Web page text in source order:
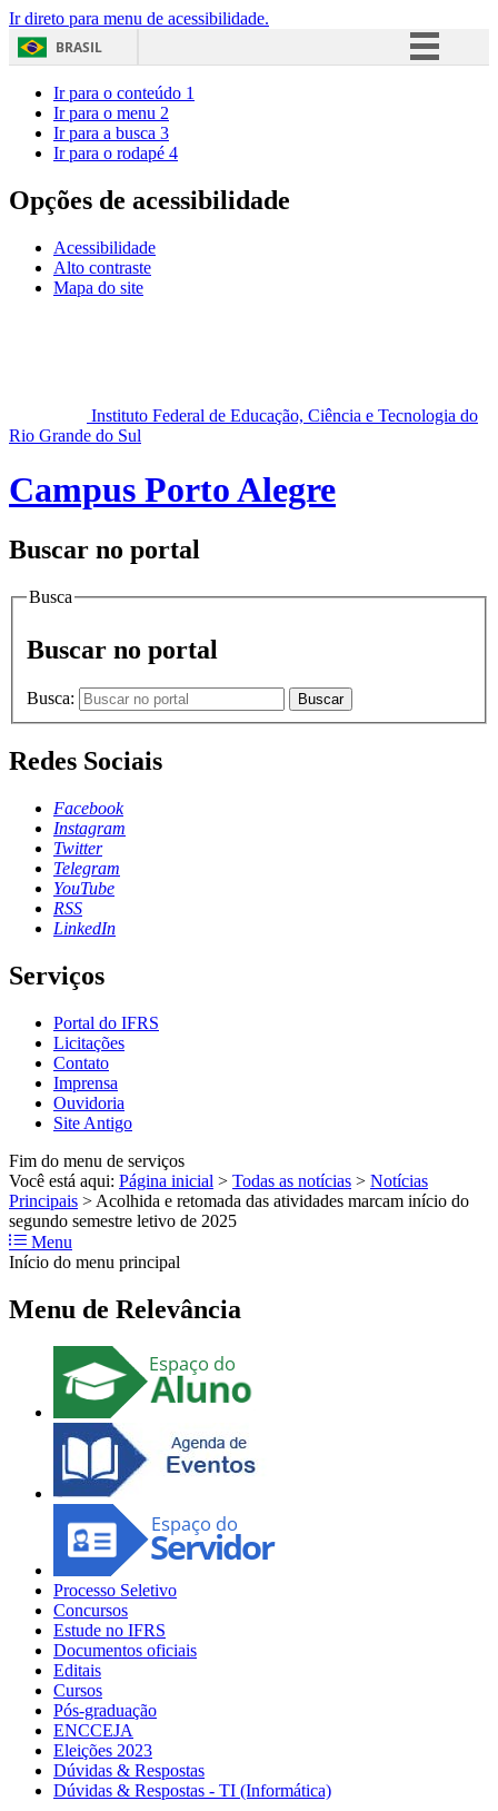
Ir direto para menu de acessibilidade.
BRASIL
Acesso à informação
Ir para o conteúdo 1
Ir para o menu 2
Ir para a busca 3
Ir para o rodapé 4
Opções de acessibilidade
Acessibilidade
Alto contraste
Mapa do site
Instituto Federal de Educação, Ciência e Tecnologia do
Rio Grande do Sul
Campus Porto Alegre
Buscar no portal
Busca
Buscar no portal
Busca: Buscar
Redes Sociais
Facebook
Instagram
Twitter
Telegram
YouTube
RSS
LinkedIn
Serviços
Portal do IFRS
Licitações
Contato
Imprensa
Ouvidoria
Site Antigo
Fim do menu de serviços
Você está aqui: Página inicial > Todas as notícias > Notícias
Principais > Acolhida e retomada das atividades marcam início do
segundo semestre letivo de 2025
Menu
Início do menu principal
Menu de Relevância
Processo Seletivo
Concursos
Estude no IFRS
Documentos oficiais
Editais
Cursos
Pós-graduação
ENCCEJA
Eleições 2023
Dúvidas & Respostas
Dúvidas & Respostas - TI (Informática)